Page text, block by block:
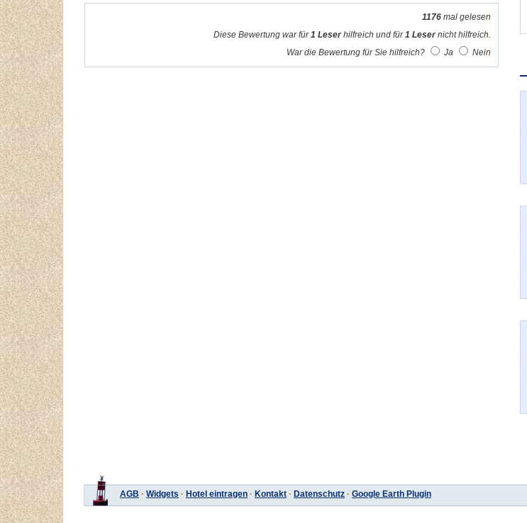
1176 mal gelesen
Diese Bewertung war für1 Leserhilfreich und für1 Lesernicht hilfreich.
War die Bewertung für Sie hilfreich?
Ja Nein
AGB · Widgets · Hotel eintragen · Kontakt · Datenschutz · Google Earth Plugin